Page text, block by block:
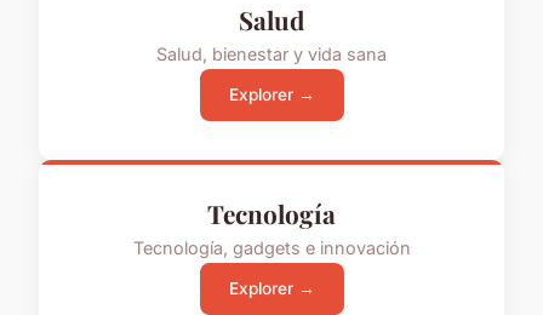
Salud
Salud, bienestar y vida sana
Explorer →
Tecnología
Tecnología, gadgets e innovación
Explorer →